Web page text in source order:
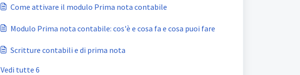
Come attivare il modulo Prima nota contabile
Modulo Prima nota contabile: cos'è e cosa fa e cosa puoi fare
Scritture contabili e di prima nota
Vedi tutte 6